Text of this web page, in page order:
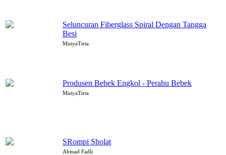
Seluncuran Fiberglass Spiral Dengan Tangga
Besi
MutyaTirta
Produsen Bebek Engkol - Perahu Bebek
MutyaTirta
SRompi Sholat
Ahmad Fadli